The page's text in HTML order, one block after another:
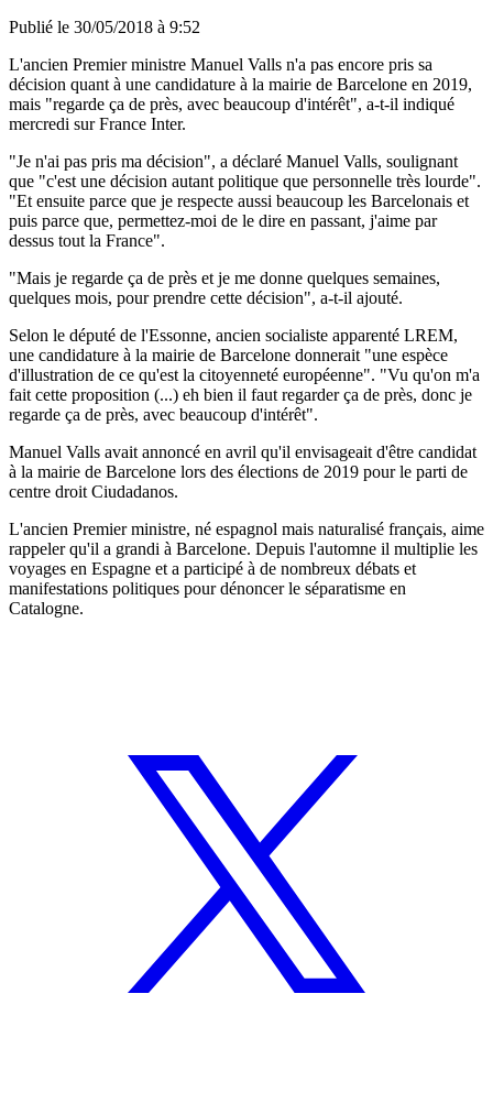
Publié le 30/05/2018 à 9:52
L'ancien Premier ministre Manuel Valls n'a pas encore pris sa
décision quant à une candidature à la mairie de Barcelone en 2019,
mais "regarde ça de près, avec beaucoup d'intérêt", a-t-il indiqué
mercredi sur France Inter.
"Je n'ai pas pris ma décision", a déclaré Manuel Valls, soulignant
que "c'est une décision autant politique que personnelle très lourde".
"Et ensuite parce que je respecte aussi beaucoup les Barcelonais et
puis parce que, permettez-moi de le dire en passant, j'aime par
dessus tout la France".
"Mais je regarde ça de près et je me donne quelques semaines,
quelques mois, pour prendre cette décision", a-t-il ajouté.
Selon le député de l'Essonne, ancien socialiste apparenté LREM,
une candidature à la mairie de Barcelone donnerait "une espèce
d'illustration de ce qu'est la citoyenneté européenne". "Vu qu'on m'a
fait cette proposition (...) eh bien il faut regarder ça de près, donc je
regarde ça de près, avec beaucoup d'intérêt".
Manuel Valls avait annoncé en avril qu'il envisageait d'être candidat
à la mairie de Barcelone lors des élections de 2019 pour le parti de
centre droit Ciudadanos.
L'ancien Premier ministre, né espagnol mais naturalisé français, aime
rappeler qu'il a grandi à Barcelone. Depuis l'automne il multiplie les
voyages en Espagne et a participé à de nombreux débats et
manifestations politiques pour dénoncer le séparatisme en
Catalogne.